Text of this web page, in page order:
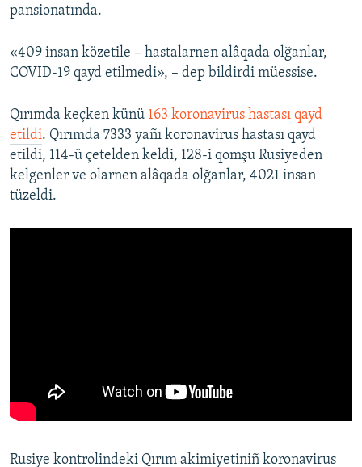
pansionatında.
«409 insan közetile – hastalarnen alâqada olğanlar,
COVID-19 qayd etilmedi», – dep bildirdi müessise.
Qırımda keçken künü 163 koronavirus hastası qayd
etildi. Qırımda 7333 yañı koronavirus hastası qayd
etildi, 114-ü çetelden keldi, 128-i qomşu Rusiyeden
kelgenler ve olarnen alâqada olğanlar, 4021 insan
tüzeldi.
Rusiye kontrolindeki Qırım akimiyetiniñ koronavirus